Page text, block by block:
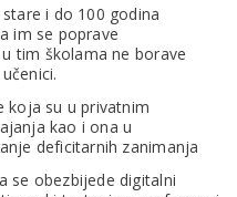
i do 100 godina
im se poprave
tim školama ne borave
koja su u privatnim
kao i ona u
deficitarnih zanimanja
se obezbijede digitalni